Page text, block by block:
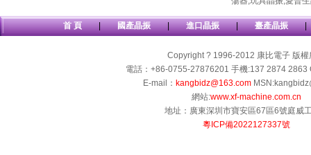
首 頁 | 國產晶振 | 進口晶振 | 臺產晶振 |
Copyright ? 1996-2012 康比電子 版權
電話：+86-0755-27876201 手機:137 2874 2863
E-mail： kangbidz@163.com
網站:www.xf-machine.com.cn
地址：廣東深圳市寶安區67區6號庭威
粵ICP備2022127337號